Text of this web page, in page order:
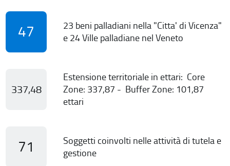
47
23 beni palladiani nella "Citta' di Vicenza"
e 24 Ville palladiane nel Veneto
337,48
Estensione territoriale in ettari: Core
Zone: 337,87 - Buffer Zone: 101,87
ettari
71
Soggetti coinvolti nelle attività di tutela e
gestione